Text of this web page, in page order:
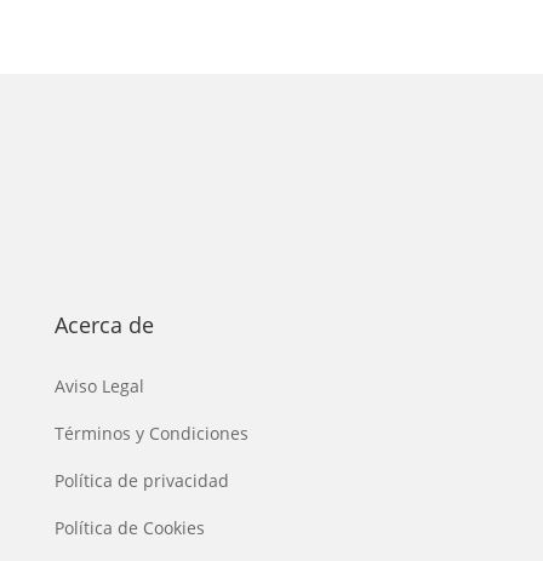
Acerca de
Aviso Legal
Términos y Condiciones
Política de privacidad
Política de Cookies